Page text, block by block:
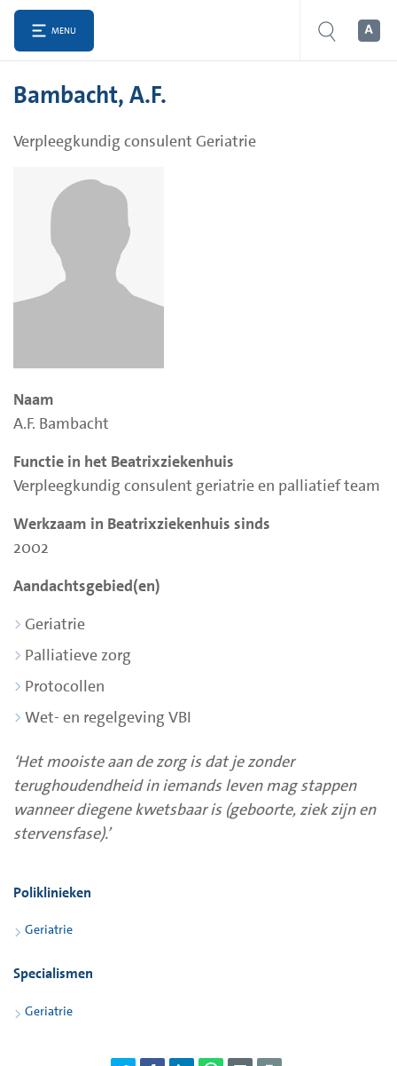
MENU
Bambacht, A.F.
Verpleegkundig consulent Geriatrie
Naam
A.F. Bambacht
Functie in het Beatrixziekenhuis
Verpleegkundig consulent geriatrie en palliatief team
Werkzaam in Beatrixziekenhuis sinds
2002
Aandachtsgebied(en)
Geriatrie
Palliatieve zorg
Protocollen
Wet- en regelgeving VBI
‘Het mooiste aan de zorg is dat je zonder
terughoudendheid in iemands leven mag stappen
wanneer diegene kwetsbaar is (geboorte, ziek zijn en
stervensfase).’
Poliklinieken
Geriatrie
Specialismen
Geriatrie